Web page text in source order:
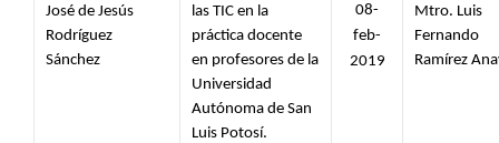
José de Jesús
Rodríguez
Sánchez
las TIC en la
práctica docente
en profesores de la
Universidad
Autónoma de San
Luis Potosí.
08-
feb-
2019
Mtro. Luis
Fernando
Ramírez